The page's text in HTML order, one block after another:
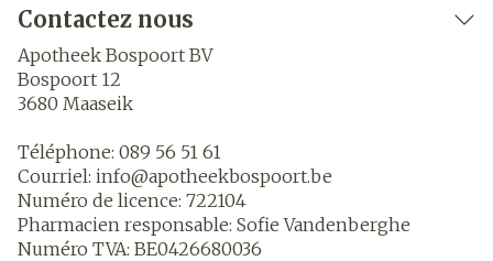
Contactez nous
Apotheek Bospoort BV
Bospoort 12
3680 Maaseik
Téléphone: 089 56 51 61
Courriel: info@apotheekbospoort.be
Numéro de licence: 722104
Pharmacien responsable: Sofie Vandenberghe
Numéro TVA: BE0426680036